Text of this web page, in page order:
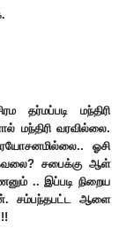
தர்மப்படி மந்திரி
மந்திரி வரவில்லை.
ஓசி
சபைக்கு ஆள்
.. இப்படி நிறைய
சம்பந்தபட்ட ஆளை